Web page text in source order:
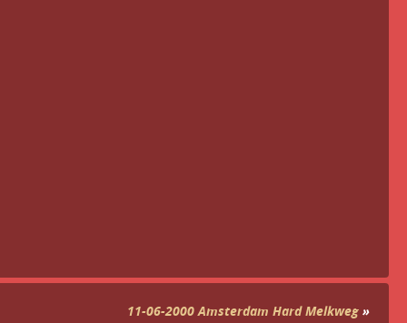
11-06-2000 Amsterdam Hard Melkweg »